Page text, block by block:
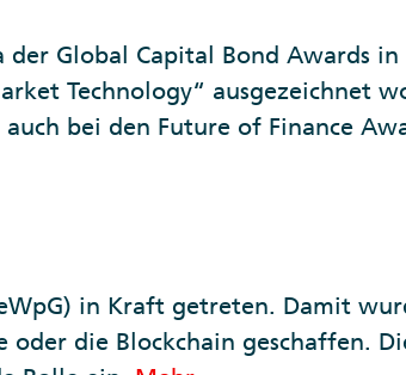
Global Capital Bond Awards
Technology“ ausgezeichnet
bei den Future of Finance
in Kraft getreten. Damit
die Blockchain geschaffen.